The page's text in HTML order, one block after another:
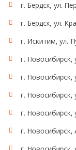
г. Бердск, ул.
г. Бердск, ул.
г. Искитим, ул.
г. Новосибирск,
г. Новосибирск,
г. Новосибирск,
г. Новосибирск,
г. Новосибирск,